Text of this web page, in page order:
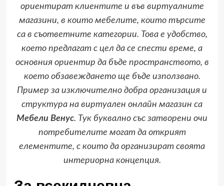
ориентират клиентите и във виртуалните
магазини, в които мебелите, които търсите
са в съответните категории. Това е удобство,
което предлагат с цел да се спести време, а
основния ориентир да бъде пространството, в
което обзавеждането ще бъде използвано.
Пример за изключително добра организация и
структура на виртуален онлайн магазин са
Мебели Венус. Тук буквално със затворени очи
потребителите могат да открият
елементите, с които да организират своята
интериорна концепция.